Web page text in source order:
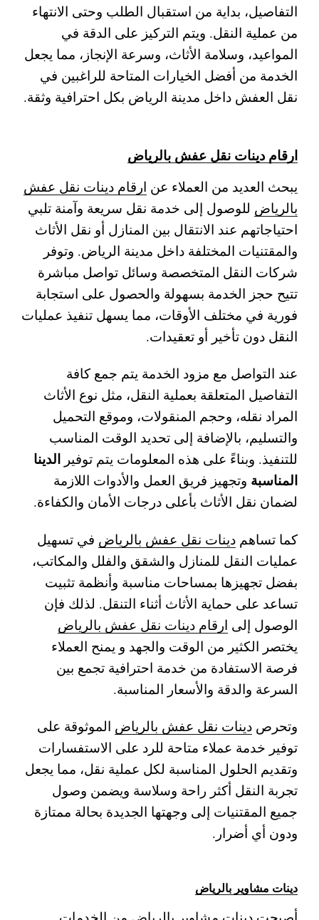
التفاصيل، بداية من استقبال الطلب وحتى الانتهاء
من عملية النقل. ويتم التركيز على الدقة في
المواعيد، وسلامة الأثاث، وسرعة الإنجاز، مما يجعل
الخدمة من أفضل الخيارات المتاحة للراغبين في
نقل العفش داخل مدينة الرياض بكل احترافية وثقة.
ارقام دينات نقل عفش بالرياض
يبحث العديد من العملاء عن ارقام دينات نقل عفش
بالرياض للوصول إلى خدمة نقل سريعة وآمنة تلبي
احتياجاتهم عند الانتقال بين المنازل أو نقل الأثاث
والمقتنيات المختلفة داخل مدينة الرياض. وتوفر
شركات النقل المتخصصة وسائل تواصل مباشرة
تتيح حجز الخدمة بسهولة والحصول على استجابة
فورية في مختلف الأوقات، مما يسهل تنفيذ عمليات
النقل دون تأخير أو تعقيدات.
عند التواصل مع مزود الخدمة يتم جمع كافة
التفاصيل المتعلقة بعملية النقل، مثل نوع الأثاث
المراد نقله، وحجم المنقولات، وموقع التحميل
والتسليم، بالإضافة إلى تحديد الوقت المناسب
للتنفيذ. وبناءً على هذه المعلومات يتم توفير الدينا
المناسبة وتجهيز فريق العمل والأدوات اللازمة
لضمان نقل الأثاث بأعلى درجات الأمان والكفاءة.
كما تساهم دينات نقل عفش بالرياض في تسهيل
عمليات النقل للمنازل والشقق والفلل والمكاتب،
بفضل تجهيزها بمساحات مناسبة وأنظمة تثبيت
تساعد على حماية الأثاث أثناء التنقل. لذلك فإن
الوصول إلى ارقام دينات نقل عفش بالرياض
يختصر الكثير من الوقت والجهد و يمنح العملاء
فرصة الاستفادة من خدمة احترافية تجمع بين
السرعة والدقة والأسعار المناسبة.
وتحرص دينات نقل عفش بالرياض الموثوقة على
توفير خدمة عملاء متاحة للرد على الاستفسارات
وتقديم الحلول المناسبة لكل عملية نقل، مما يجعل
تجربة النقل أكثر راحة وسلاسة ويضمن وصول
جميع المقتنيات إلى وجهتها الجديدة بحالة ممتازة
ودون أي أضرار.
دينات مشاوير بالرياض